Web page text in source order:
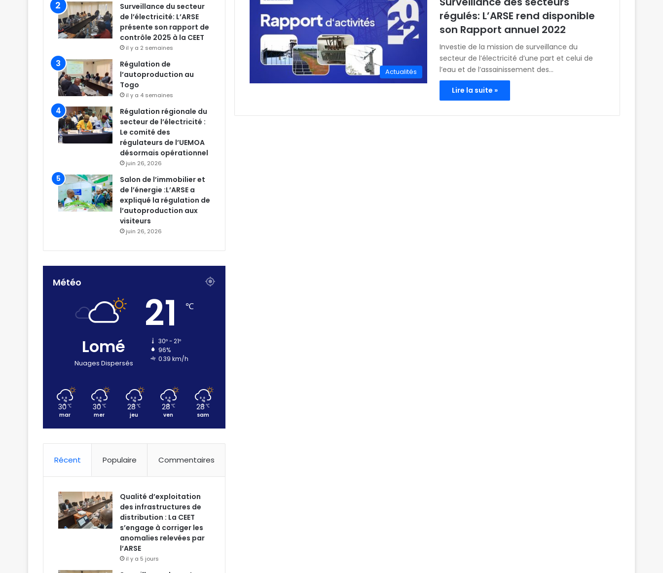
Actualités
régulés: L’ARSE rend disponible
son Rapport annuel 2022
Investie de la mission de surveillance du
secteur de l’électricité d’une part et celui de
l’eau et de l’assainissement des…
Lire la suite »
Surveillance du secteur
de l’électricité: L’ARSE
présente son rapport de
contrôle 2025 à la CEET
il y a 2 semaines
Régulation de
l’autoproduction au
Togo
il y a 4 semaines
Régulation régionale du
secteur de l’électricité :
Le comité des
régulateurs de l’UEMOA
désormais opérationnel
juin 26, 2026
Salon de l’immobilier et
de l’énergie :L’ARSE a
expliqué la régulation de
l’autoproduction aux
visiteurs
juin 26, 2026
Météo
Lomé
Nuages Dispersés
21 ℃
30º - 21º
96%
0.39 km/h
30 ℃
mar
30 ℃
mer
28 ℃
jeu
28 ℃
ven
28 ℃
sam
Récent Populaire Commentaires
Qualité d’exploitation
des infrastructures de
distribution : La CEET
s’engage à corriger les
anomalies relevées par
l’ARSE
il y a 5 jours